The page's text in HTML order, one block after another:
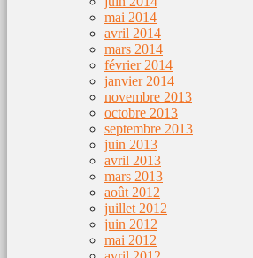
mai 2014
avril 2014
mars 2014
février 2014
janvier 2014
novembre 2013
octobre 2013
septembre 2013
juin 2013
avril 2013
mars 2013
août 2012
juillet 2012
juin 2012
mai 2012